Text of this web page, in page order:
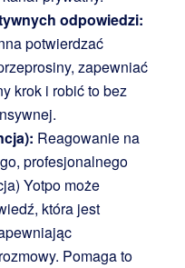
odpowiedzi:
potwierdzać
zapewniać
krok i robić to bez
Reagowanie na
profesjonalnego
Yotpo może
która jest
Pomaga to